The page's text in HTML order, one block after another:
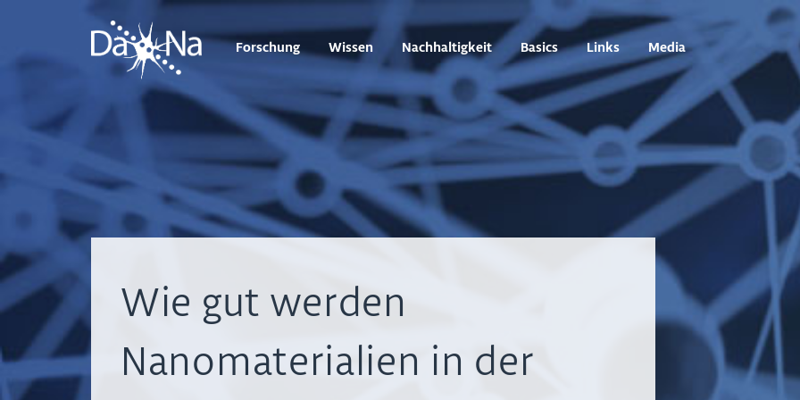
Forschung Wissen Nachhaltigkeit Basics Links Media
Wie gut werden
Nanomaterialien in der